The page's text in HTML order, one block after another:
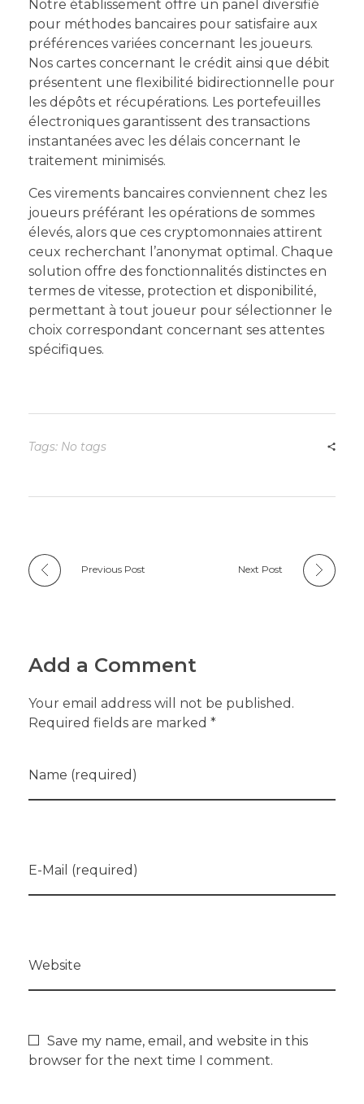
Notre établissement offre un panel diversifié
pour méthodes bancaires pour satisfaire aux
préférences variées concernant les joueurs.
Nos cartes concernant le crédit ainsi que débit
présentent une flexibilité bidirectionnelle pour
les dépôts et récupérations. Les portefeuilles
électroniques garantissent des transactions
instantanées avec les délais concernant le
traitement minimisés.
Ces virements bancaires conviennent chez les
joueurs préférant les opérations de sommes
élevés, alors que ces cryptomonnaies attirent
ceux recherchant l’anonymat optimal. Chaque
solution offre des fonctionnalités distinctes en
termes de vitesse, protection et disponibilité,
permettant à tout joueur pour sélectionner le
choix correspondant concernant ses attentes
spécifiques.
Tags: No tags
Previous Post Next Post
Add a Comment
Your email address will not be published.
Required fields are marked *
Name (required)
E-Mail (required)
Website
Save my name, email, and website in this
browser for the next time I comment.